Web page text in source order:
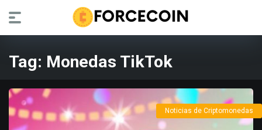
Tag: Monedas TikTok
Noticias de Criptomonedas